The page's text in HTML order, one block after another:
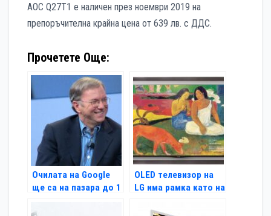
AOC Q27T1 е наличен през ноември 2019 на
препоръчителна крайна цена от 639 лв. с ДДС.
Прочетете Още:
Очилата на Google
ще са на пазара до 1
OLED телевизор на
LG има рамка като на